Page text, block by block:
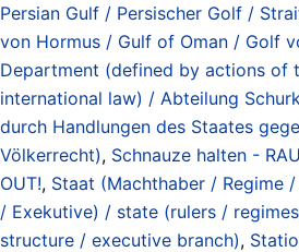
Persian Gulf / Persischer Golf /
von Hormus / Gulf of Oman / Golf
Department (defined by actions of
international law) / Abteilung
durch Handlungen des Staates
Völkerrecht), Schnauze halten -
OUT!, Staat (Machthaber / Regime
/ Exekutive) / state (rulers /
structure / executive branch),